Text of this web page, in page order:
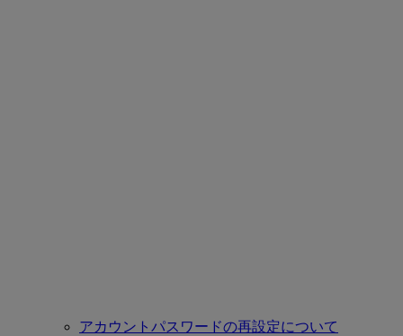
アカウントパスワードの再設定について